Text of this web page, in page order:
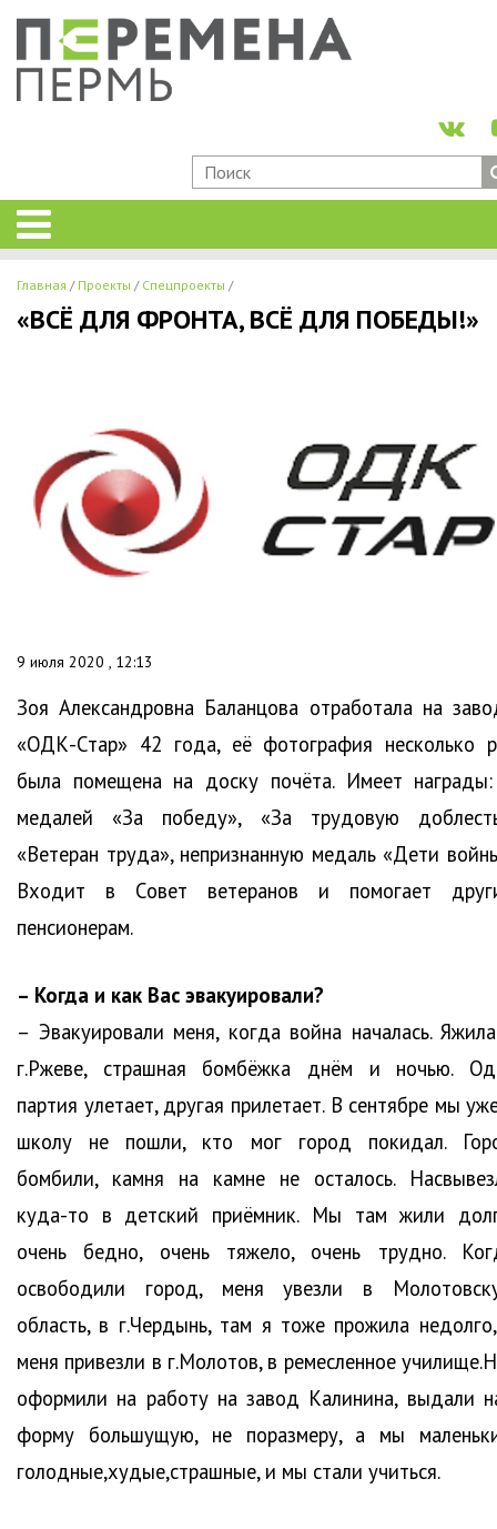
Главная Проекты Спецпроекты
«ВСЁ ДЛЯ ФРОНТА, ВСЁ ДЛЯ ПОБЕДЫ!»
9 июля 2020 , 12:13
Зоя Александровна Баланцова отработала на
«ОДК-Стар» 42 года, её фотография несколько
была помещена на доску почёта. Имеет
медалей «За победу», «За трудовую
«Ветеран труда», непризнанную медаль «Дети
Входит в Совет ветеранов и помогает
пенсионерам.
– Когда и как Вас эвакуировали?
– Эвакуировали меня, когда война началась.
г.Ржеве, страшная бомбёжка днём и ночью.
партия улетает, другая прилетает. В сентябре мы
школу не пошли, кто мог город покидал.
бомбили, камня на камне не осталось.
куда-то в детский приёмник. Мы там жили
очень бедно, очень тяжело, очень трудно.
освободили город, меня увезли в
область, в г.Чердынь, там я тоже прожила
меня привезли в г.Молотов, в ремесленное
оформили на работу на завод Калинина, выдали
форму большущую, не поразмеру, а мы
голодные,худые,страшные, и мы стали учиться.